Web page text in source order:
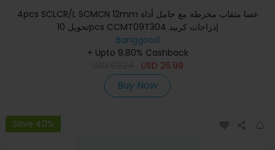
4pcs SCLCR/L SCMCN 12mm عصا مثقاب مخرطة مع حامل أداة
تحويل 10pcs CCMT09T304 إدراجات كربيد
Banggood
+ Upto 9.80% Cashback
USD 26.99
Buy Now
Save 40%